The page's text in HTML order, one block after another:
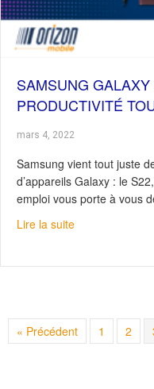
SAMSUNG
PRODUCTIVITÉ
mars 4, 2022
Samsung vient tout juste
d’appareils Galaxy : le
emploi vous porte à vous
Lire la suiteabout
« Précédent 1 2